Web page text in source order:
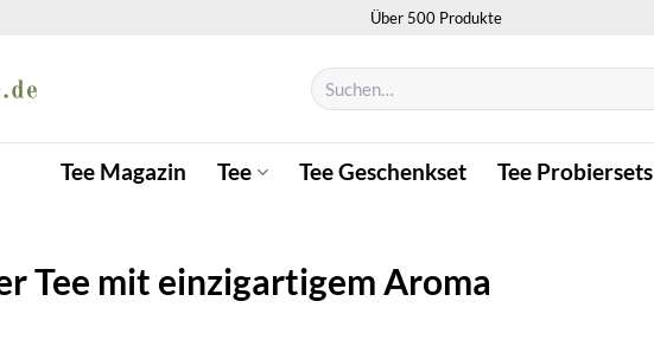
Über 500 Produkte
Suchen
nach:
Tee Magazin Tee Tee Geschenkset Tee Probiersets
Tee mit einzigartigem Aroma